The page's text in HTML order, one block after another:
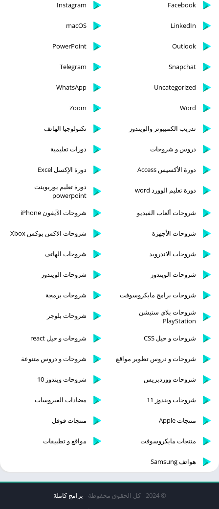
Facebook
Instagram
LinkedIn
macOS
Outlook
PowerPoint
Snapchat
Telegram
Uncategorized
WhatsApp
Word
Zoom
تدريب الكمبيوتر والويندوز تكنولوجيا الهاتف
دروس و شروحات دورات تعليمية
دورة الأكسيس Access دورة الإكسل Excel
دورة تعليم الوورد word
دورة تعليم بوربوينت
powerpoint
شروحات ألعاب الفيديو
شروحات الآيفون iPhone
شروحات الأجهزة شروحات الاكس بوكس Xbox
شروحات الاندرويد شروحات الهاتف
شروحات الويندوز شروحات الويندوز
شروحات برامج مايكروسوفت
شروحات برمجة
شروحات بلاي ستيشن
PlayStation
شروحات بلوجر
شروحات و حيل CSS شروحات و حيل react
شروحات و دروس تطوير مواقع شروحات و دروس متنوعة
شروحات ووردبريس شروحات ويندوز 10
شروحات ويندوز 11 مضادات الفيروسات
منتجات Apple منتجات قوقل
منتجات مايكروسوفت مواقع و تطبيقات
هواتف Samsung
© 2024 - كل الحقوق محفوظة - برامج كاملة